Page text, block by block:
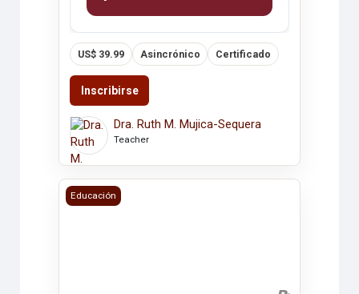
US$ 39.99 Asincrónico Certificado
Inscribirse
Dra. Ruth M. Mujica-Sequera
Teacher
INFOGRAFÍA COMO HERRAMIENTA EDUCATIVA
Educación